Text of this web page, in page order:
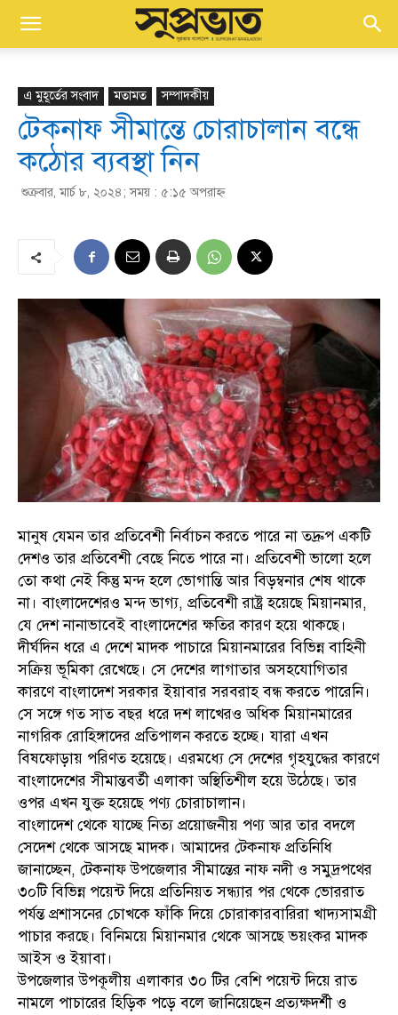
এ মুহূর্তের সংবাদ মতামত সম্পাদকীয়
টেকনাফ সীমান্তে চোরাচালান বন্ধে
কঠোর ব্যবস্থা নিন
শুক্রবার, মার্চ ৮, ২০২৪; সময় : ৫:১৫ অপরাহ্ণ
মানুষ যেমন তার প্রতিবেশী নির্বাচন করতে পারে না তদ্রুপ একটি
দেশও তার প্রতিবেশী বেছে নিতে পারে না। প্রতিবেশী ভালো হলে
তো কথা নেই কিন্তু মন্দ হলে ভোগান্তি আর বিড়ম্বনার শেষ থাকে
না। বাংলাদেশেরও মন্দ ভাগ্য, প্রতিবেশী রাষ্ট্র হয়েছে মিয়ানমার,
যে দেশ নানাভাবেই বাংলাদেশের ক্ষতির কারণ হয়ে থাকছে।
দীর্ঘদিন ধরে এ দেশে মাদক পাচারে মিয়ানমারের বিভিন্ন বাহিনী
সক্রিয় ভূমিকা রেখেছে। সে দেশের লাগাতার অসহযোগিতার
কারণে বাংলাদেশ সরকার ইয়াবার সরবরাহ বন্ধ করতে পারেনি।
সে সঙ্গে গত সাত বছর ধরে দশ লাখেরও অধিক মিয়ানমারের
নাগরিক রোহিঙ্গাদের প্রতিপালন করতে হচ্ছে। যারা এখন
বিষফোড়ায় পরিণত হয়েছে। এরমধ্যে সে দেশের গৃহযুদ্ধের কারণে
বাংলাদেশের সীমান্তবর্তী এলাকা অস্থিতিশীল হয়ে উঠেছে। তার
ওপর এখন যুক্ত হয়েছে পণ্য চোরাচালান।
বাংলাদেশ থেকে যাচ্ছে নিত্য প্রয়োজনীয় পণ্য আর তার বদলে
সেদেশ থেকে আসছে মাদক। আমাদের টেকনাফ প্রতিনিধি
জানাচ্ছেন, টেকনাফ উপজেলার সীমান্তের নাফ নদী ও সমুদ্রপথের
৩০টি বিভিন্ন পয়েন্ট দিয়ে প্রতিনিয়ত সন্ধ্যার পর থেকে ভোররাত
পর্যন্ত প্রশাসনের চোখকে ফাঁকি দিয়ে চোরাকারবারিরা খাদ্যসামগ্রী
পাচার করছে। বিনিময়ে মিয়ানমার থেকে আসছে ভয়ংকর মাদক
আইস ও ইয়াবা।
উপজেলার উপকূলীয় এলাকার ৩০ টির বেশি পয়েন্ট দিয়ে রাত
নামলে পাচারের হিড়িক পড়ে বলে জানিয়েছেন প্রত্যক্ষদর্শী ও